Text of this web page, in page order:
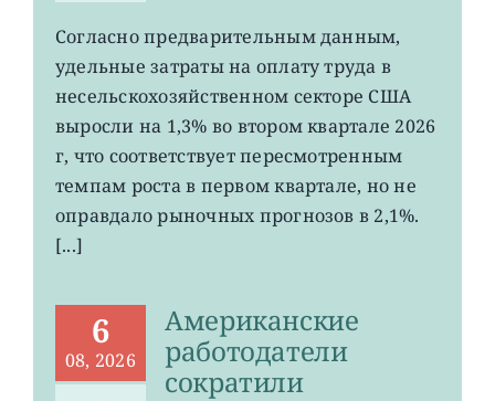
Затраты
рабочую
силу
США
выросли
ожиданий
Согласно предварительным данным,
удельные затраты на оплату труда в
несельскохозяйственном секторе США
выросли на 1,3% во втором квартале 2026
г, что соответствует пересмотренным
темпам роста в первом квартале, но не
оправдало рыночных прогнозов в 2,1%.
[...]
6
08, 2026
Американские
работодатели
сократили